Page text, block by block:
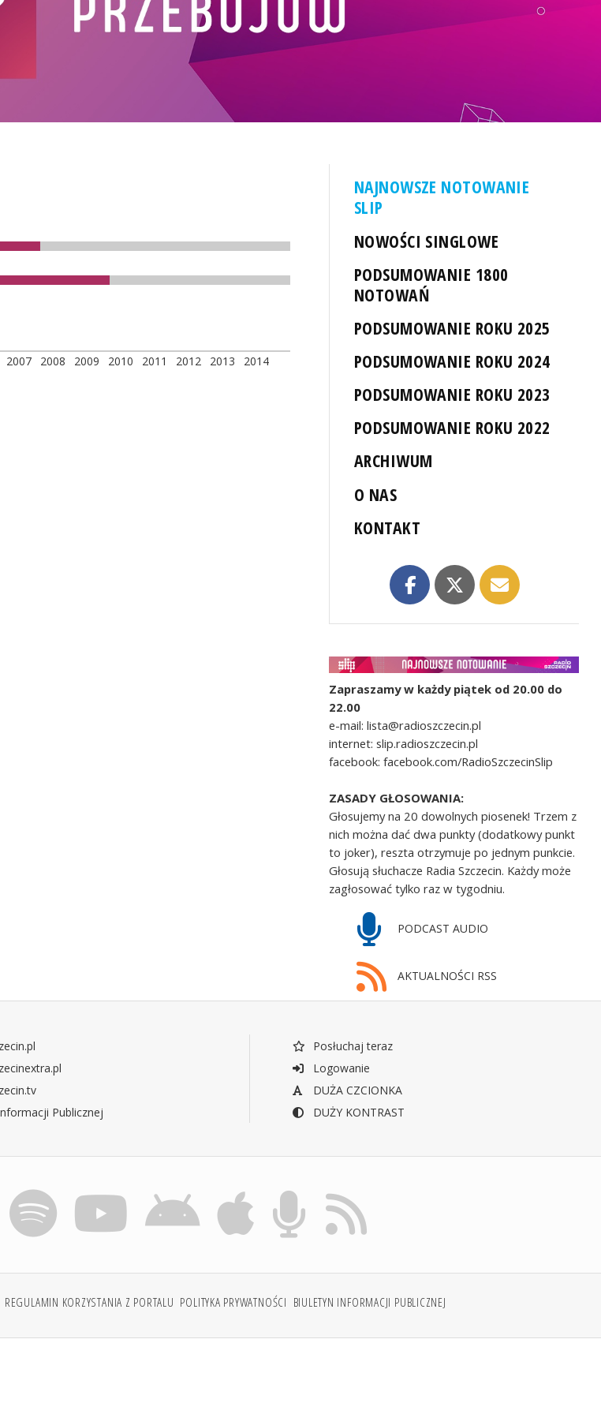
2007 2008 2009 2010 2011 2012 2013
2014
NAJNOWSZE NOTOWANIE
SLIP
NOWOŚCI SINGLOWE
PODSUMOWANIE 1800
NOTOWAŃ
PODSUMOWANIE ROKU 2025
PODSUMOWANIE ROKU 2024
PODSUMOWANIE ROKU 2023
PODSUMOWANIE ROKU 2022
ARCHIWUM
O NAS
KONTAKT
Zapraszamy w każdy piątek od 20.00 do
22.00
e-mail: lista@radioszczecin.pl
internet: slip.radioszczecin.pl
facebook: facebook.com/RadioSzczecinSlip
ZASADY GŁOSOWANIA:
Głosujemy na 20 dowolnych piosenek! Trzem z
nich można dać dwa punkty (dodatkowy punkt
to joker), reszta otrzymuje po jednym punkcie.
Głosują słuchacze Radia Szczecin. Każdy może
zagłosować tylko raz w tygodniu.
PODCAST AUDIO
AKTUALNOŚCI RSS
Publicznej
Posłuchaj teraz
Logowanie
DUŻA CZCIONKA
DUŻY KONTRAST
REGULAMIN KORZYSTANIA Z PORTALU POLITYKA PRYWATNOŚCI BIULETYN INFORMACJI PUBLICZNEJ